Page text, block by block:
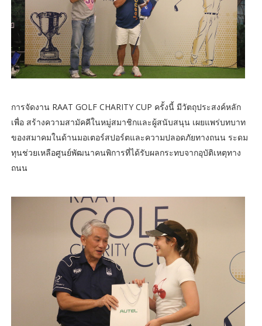
การจัดงาน RAAT GOLF CHARITY CUP ครั้งนี้ มีวัตถุประสงค์หลัก
เพื่อ สร้างความสามัคคีในหมู่สมาชิกและผู้สนับสนุน เผยแพร่บทบาท
ของสมาคมในด้านมอเตอร์สปอร์ตและความปลอดภัยทางถนน ระดม
ทุนช่วยเหลือศูนย์พัฒนาคนพิการที่ได้รับผลกระทบจากอุบัติเหตุทาง
ถนน